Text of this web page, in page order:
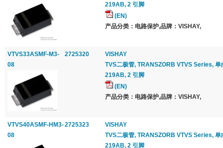
219AB, 2 引脚
(EN)
产品分类：电路保护,品牌：VISHAY,
VTVS33ASMF-M3-
08
2725320
VISHAY
TVS二极管, TRANSZORB VTVS Series, 单
219AB, 2 引脚
(EN)
产品分类：电路保护,品牌：VISHAY,
VTVS40ASMF-HM3-
08
2725323
VISHAY
TVS二极管, TRANSZORB VTVS Series, 单
219AB, 2 引脚